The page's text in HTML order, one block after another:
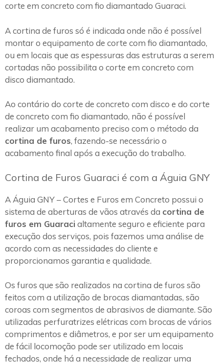
corte em concreto com fio diamantado Guaraci.
A cortina de furos só é indicada onde não é possível
montar o equipamento de corte com fio diamantado,
ou em locais que as espessuras das estruturas a serem
cortadas não possibilita o corte em concreto com
disco diamantado.
Ao contário do corte de concreto com disco e do corte
de concreto com fio diamantado, não é possível
realizar um acabamento preciso com o método da
cortina de furos, fazendo-se necessário o
acabamento final após a execução do trabalho.
Cortina de Furos Guaraci é com a Águia GNY
A Águia GNY – Cortes e Furos em Concreto possui o
sistema de aberturas de vãos através da cortina de
furos em Guaraci altamente seguro e eficiente para
execução dos serviços, pois fazemos uma análise de
acordo com as necessidades do cliente e
proporcionamos garantia e qualidade.
Os furos que são realizados na cortina de furos são
feitos com a utilização de brocas diamantadas, são
coroas com segmentos de abrasivos de diamante. São
utilizadas perfuratrizes elétricas com brocas de vários
comprimentos e diâmetros, e por ser um equipamento
de fácil locomoção pode ser utilizado em locais
fechados, onde há a necessidade de realizar uma